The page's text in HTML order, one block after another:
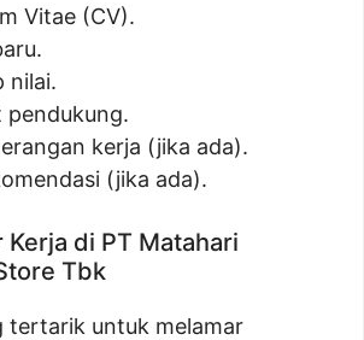
Vitae (CV).
nilai.
pendukung.
kerja (jika ada).
(jika ada).
Kerja di PT Matahari
Tbk
tertarik untuk melamar